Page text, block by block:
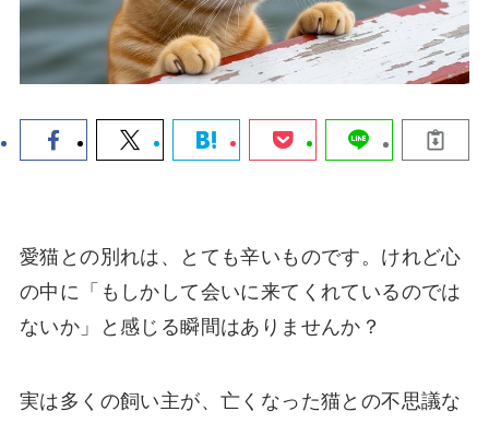
愛猫との別れは、とても辛いものです。けれど心
の中に「もしかして会いに来てくれているのでは
ないか」と感じる瞬間はありませんか？
実は多くの飼い主が、亡くなった猫との不思議な